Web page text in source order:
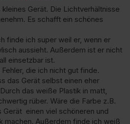
Gerät. Die Lichtverhältnisse
Es schafft ein schönes
finde ich super weil er, wenn er
aussieht. Außerdem ist er nicht
einsetzbar ist.
die ich nicht gut finde.
das Gerät selbst einen eher
das weiße Plastik in matt,
rüber. Wäre die Farbe z.B.
einen viel schöneren und
machen. Außerdem finde ich weiß